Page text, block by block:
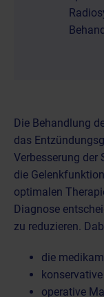
Die Behandlung
das
Verbesserung der
die
optimalen
Diagnose
zu reduzieren.
die
operative